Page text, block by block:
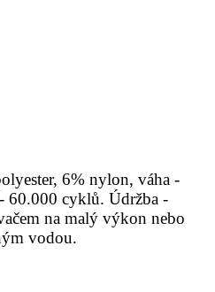
6% nylon, váha -
60.000 cyklů. Údržba -
na malý výkon nebo
vodou.